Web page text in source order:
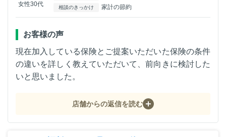
女性30代 相談のきっかけ 家計の節約
お客様の声
現在加入している保険とご提案いただいた保険の条件
の違いを詳しく教えていただいて、前向きに検討した
いと思いました。
店舗からの返信を読む